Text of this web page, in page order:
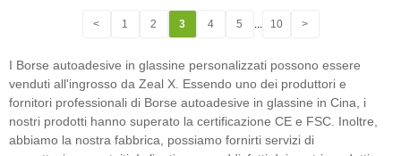
< 1 2 3 4 5 ... 10 >
I Borse autoadesive in glassine personalizzati possono essere
venduti all'ingrosso da Zeal X. Essendo uno dei produttori e
fornitori professionali di Borse autoadesive in glassine in Cina, i
nostri prodotti hanno superato la certificazione CE e FSC. Inoltre,
abbiamo la nostra fabbrica, possiamo fornirti servizi di